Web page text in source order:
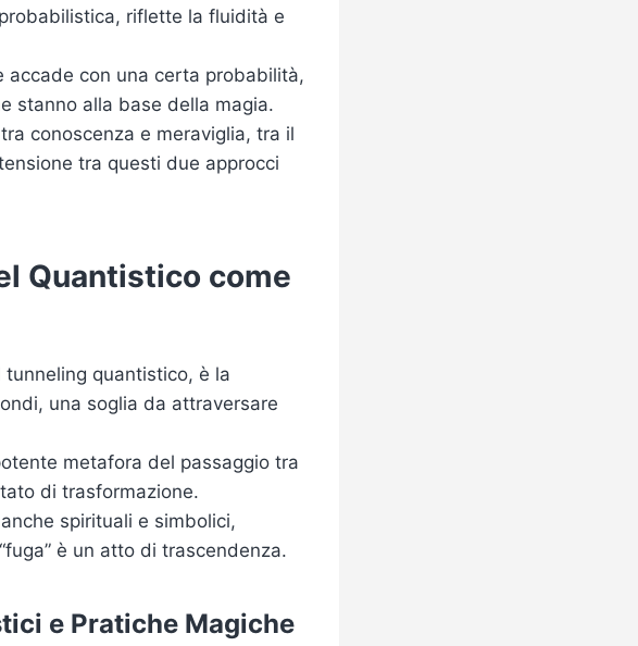
riflette la fluidità e
accade con una certa probabilità,
stanno alla base della magia.
conoscenza e meraviglia, tra il
tra questi due approcci
Quantistico come
quantistico, è la
una soglia da attraversare
metafora del passaggio tra
di trasformazione.
spirituali e simbolici,
è un atto di trascendenza.
e Pratiche Magiche